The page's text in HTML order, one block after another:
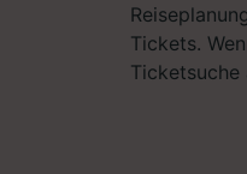
Tickets.
Ticketsuche